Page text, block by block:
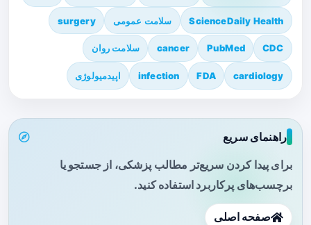
ScienceDaily Health سلامت عمومی surgery
CDC
PubMed
cancer سلامت روان
cardiology
FDA
infection اپیدمیولوژی
راهنمای سریع
برای پیدا کردن سریع‌تر مطالب پزشکی، از جستجو یا
برچسب‌های پرکاربرد استفاده کنید.
صفحه اصلی